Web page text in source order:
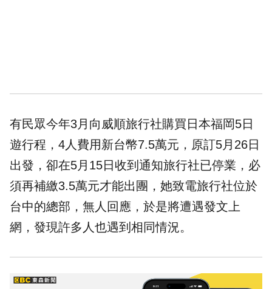
有民眾今年3月向威順旅行社購買日本福岡5日
遊行程，4人費用新台幣7.5萬元，原訂5月26日
出發，卻在5月15日收到通知旅行社已停業，必
須再補繳3.5萬元才能出團，她致電旅行社位於
台中的總部，無人回應，於是將遭遇發文上
網，發現許多人也遇到相同情況。